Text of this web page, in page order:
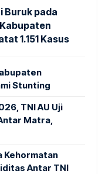
Buruk pada
1.151 Kasus
Stunting
TNI AU Uji
Matra,
Kehormatan
Antar TNI